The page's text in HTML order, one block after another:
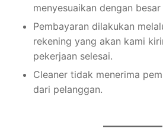
menyesuaikan dengan
Pembayaran dilakukan
rekening yang akan kami
pekerjaan selesai.
Cleaner tidak menerima
dari pelanggan.